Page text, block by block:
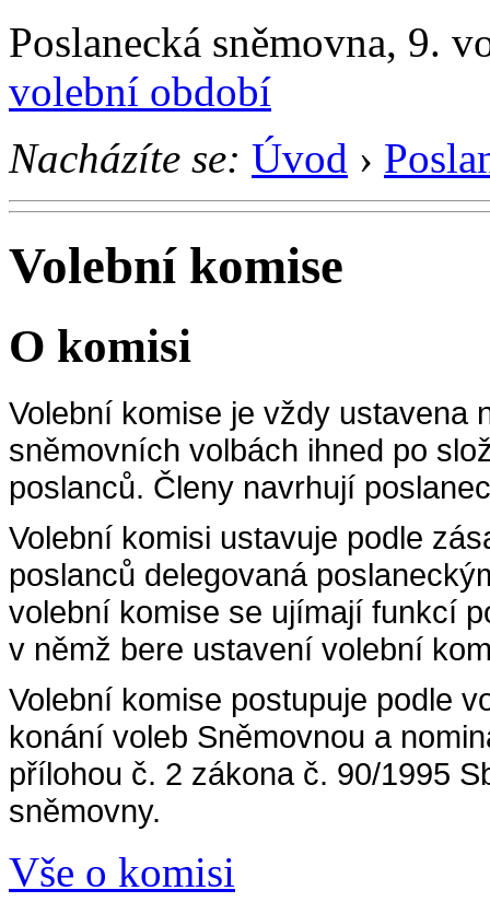
Poslanecká sněmovna, 9.
volební období
Nacházíte se: Úvod ›
Volební komise
O komisi
Volební komise je vždy ustavena
sněmovních volbách ihned po
poslanců. Členy navrhují
Volební komisi ustavuje podle
poslanců delegovaná
volební komise se ujímají funkcí
v němž bere ustavení volební
Volební komise postupuje podle
konání voleb Sněmovnou a
přílohou č. 2 zákona č. 90/1995
sněmovny.
Vše o komisi